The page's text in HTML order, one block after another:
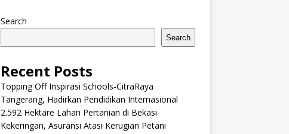
Search
Search
Recent Posts
Topping Off Inspirasi Schools-CitraRaya
Tangerang, Hadirkan Pendidikan Internasional
2.592 Hektare Lahan Pertanian di Bekasi
Kekeringan, Asuransi Atasi Kerugian Petani